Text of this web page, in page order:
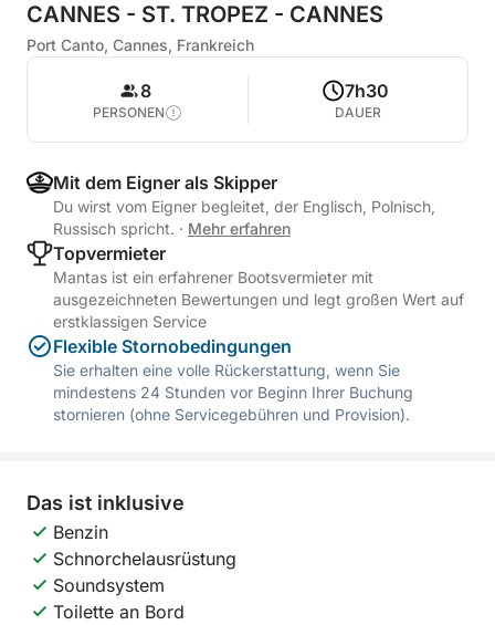
CANNES - ST. TROPEZ - CANNES
Port Canto, Cannes, Frankreich
8
PERSONEN
7h30
DAUER
Mit dem Eigner als Skipper
Du wirst vom Eigner begleitet, der Englisch, Polnisch,
Russisch spricht. · Mehr erfahren
Topvermieter
Mantas ist ein erfahrener Bootsvermieter mit
ausgezeichneten Bewertungen und legt großen Wert auf
erstklassigen Service
Flexible Stornobedingungen
Sie erhalten eine volle Rückerstattung, wenn Sie
mindestens 24 Stunden vor Beginn Ihrer Buchung
stornieren (ohne Servicegebühren und Provision).
Das ist inklusive
Benzin
Schnorchelausrüstung
Soundsystem
Toilette an Bord